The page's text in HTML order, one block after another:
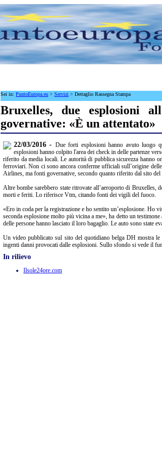
Sei in: PuntoEuropa.eu > Servizi > Dettaglio Rassegna Stampa
Bruxelles, due esplosioni
governative: «È un attentato»
22/03/2016 - Due forti esplosioni hanno avuto luogo
esplosioni hanno colpito l'area dei check in delle partenze
riferito da media locali. Le autorità di pubblica sicurezza hanno
ferroviari. Non ci sono ancora conferme ufficiali sull’origine
Airlines, ma fonti governative, secondo quanto riferito dal sito
Altre bombe sarebbero state ritrovate all’aeroporto di Bruxelles,
morti e feriti. Lo riferisce Vtm, citando fonti dei vigili del fuoco.
«Ero in coda per la registrazione e ho sentito un’esplosione. Ho
seconda esplosione molto più vicina a me», ha detto un
delle persone hanno lasciato il loro bagaglio. Le auto sono state
Un video pubblicato sul sito del quotidiano belga DH mostra
ingenti danni provocati dalle esplosioni. Sullo sfondo si vede il
In rilievo
Ilsole24ore.com